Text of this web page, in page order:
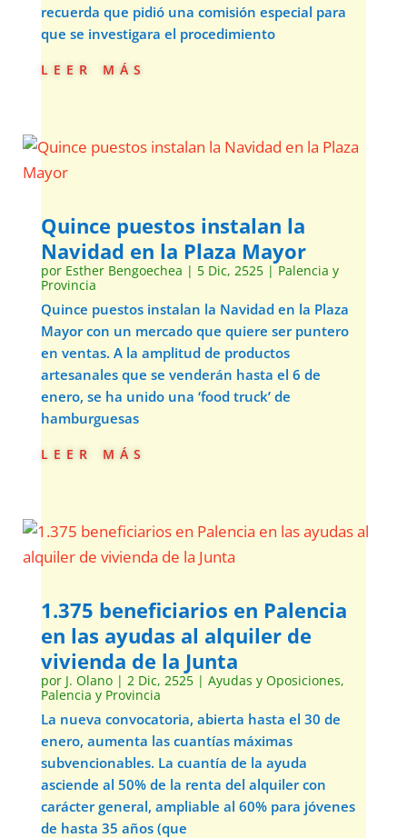
recuerda que pidió una comisión especial para
que se investigara el procedimiento
leer más
Quince puestos instalan la
Navidad en la Plaza Mayor
por Esther Bengoechea | 5 Dic, 2525| Palencia y
Provincia
Quince puestos instalan la Navidad en la Plaza
Mayor con un mercado que quiere ser puntero
en ventas. A la amplitud de productos
artesanales que se venderán hasta el 6 de
enero, se ha unido una ‘food truck’ de
hamburguesas
leer más
1.375 beneficiarios en Palencia
en las ayudas al alquiler de
vivienda de la Junta
por J. Olano| 2 Dic, 2525| Ayudas y Oposiciones,
Palencia y Provincia
La nueva convocatoria, abierta hasta el 30 de
enero, aumenta las cuantías máximas
subvencionables. La cuantía de la ayuda
asciende al 50% de la renta del alquiler con
carácter general, ampliable al 60% para jóvenes
de hasta 35 años (que